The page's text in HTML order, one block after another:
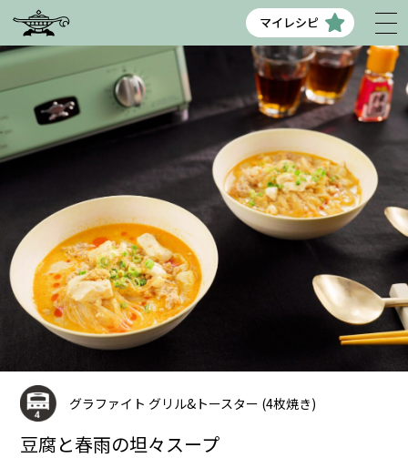
マイレシピ
グラファイト グリル&トースター (4枚焼き)
豆腐と春雨の坦々スープ